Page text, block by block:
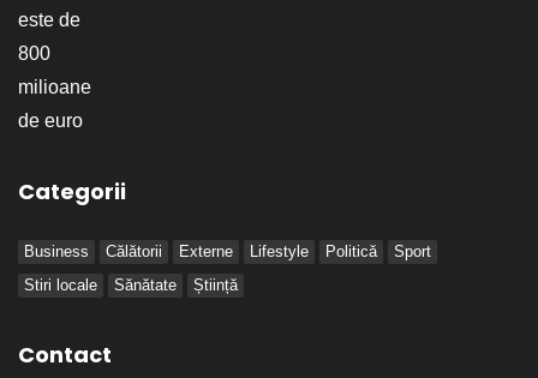
Categorii
Business Călătorii Externe Lifestyle Politică
Sport
Stiri locale
Sănătate Știință
Contact